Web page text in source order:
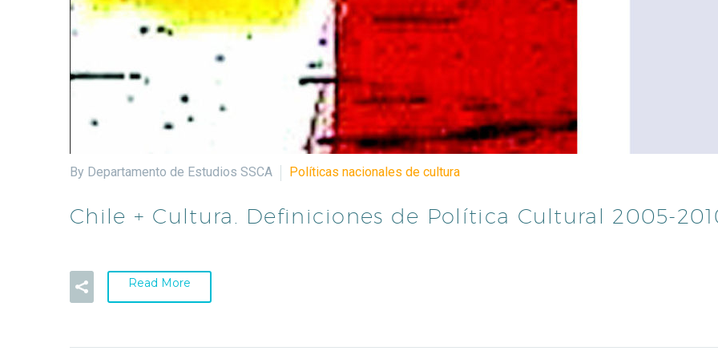
By Departamento de Estudios SSCA Políticas nacionales de cultura
Chile + Cultura. Definiciones de Política Cultural 2005-
Read More